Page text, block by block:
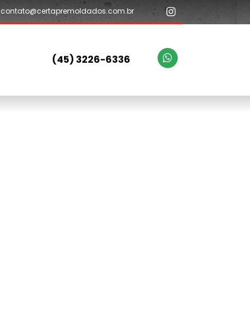
contato@certapremoldados.com.br
(45) 3226-6336